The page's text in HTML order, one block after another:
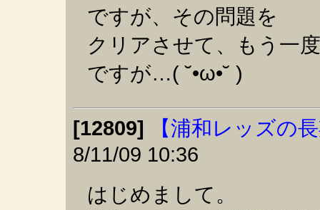
ですが、その問題を
クリアさせて、もう一
ですが…( ˘•ω•˘ )
[12809]
【浦和レッズの
8/11/09 10:36
はじめまして。